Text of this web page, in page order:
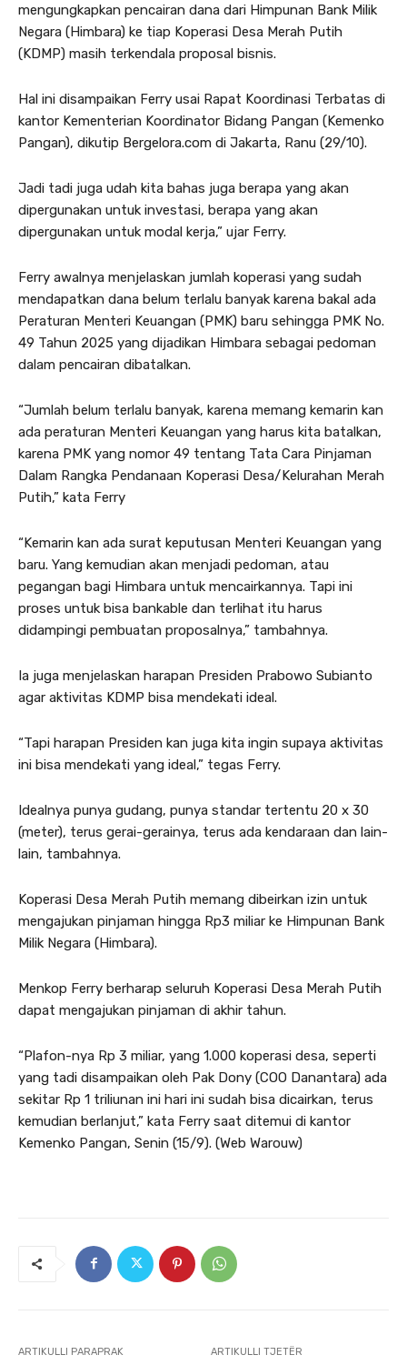
mengungkapkan pencairan dana dari Himpunan Bank Milik
Negara (Himbara) ke tiap Koperasi Desa Merah Putih
(KDMP) masih terkendala proposal bisnis.
Hal ini disampaikan Ferry usai Rapat Koordinasi Terbatas di
kantor Kementerian Koordinator Bidang Pangan (Kemenko
Pangan), dikutip Bergelora.com di Jakarta, Ranu (29/10).
Jadi tadi juga udah kita bahas juga berapa yang akan
dipergunakan untuk investasi, berapa yang akan
dipergunakan untuk modal kerja,” ujar Ferry.
Ferry awalnya menjelaskan jumlah koperasi yang sudah
mendapatkan dana belum terlalu banyak karena bakal ada
Peraturan Menteri Keuangan (PMK) baru sehingga PMK No.
49 Tahun 2025 yang dijadikan Himbara sebagai pedoman
dalam pencairan dibatalkan.
“Jumlah belum terlalu banyak, karena memang kemarin kan
ada peraturan Menteri Keuangan yang harus kita batalkan,
karena PMK yang nomor 49 tentang Tata Cara Pinjaman
Dalam Rangka Pendanaan Koperasi Desa/Kelurahan Merah
Putih,” kata Ferry
“Kemarin kan ada surat keputusan Menteri Keuangan yang
baru. Yang kemudian akan menjadi pedoman, atau
pegangan bagi Himbara untuk mencairkannya. Tapi ini
proses untuk bisa bankable dan terlihat itu harus
didampingi pembuatan proposalnya,” tambahnya.
Ia juga menjelaskan harapan Presiden Prabowo Subianto
agar aktivitas KDMP bisa mendekati ideal.
“Tapi harapan Presiden kan juga kita ingin supaya aktivitas
ini bisa mendekati yang ideal,” tegas Ferry.
Idealnya punya gudang, punya standar tertentu 20 x 30
(meter), terus gerai-gerainya, terus ada kendaraan dan lain-
lain, tambahnya.
Koperasi Desa Merah Putih memang dibeirkan izin untuk
mengajukan pinjaman hingga Rp3 miliar ke Himpunan Bank
Milik Negara (Himbara).
Menkop Ferry berharap seluruh Koperasi Desa Merah Putih
dapat mengajukan pinjaman di akhir tahun.
“Plafon-nya Rp 3 miliar, yang 1.000 koperasi desa, seperti
yang tadi disampaikan oleh Pak Dony (COO Danantara) ada
sekitar Rp 1 triliunan ini hari ini sudah bisa dicairkan, terus
kemudian berlanjut,” kata Ferry saat ditemui di kantor
Kemenko Pangan, Senin (15/9). (Web Warouw)
ARTIKULLI PARAPRAK ARTIKULLI TJETËR